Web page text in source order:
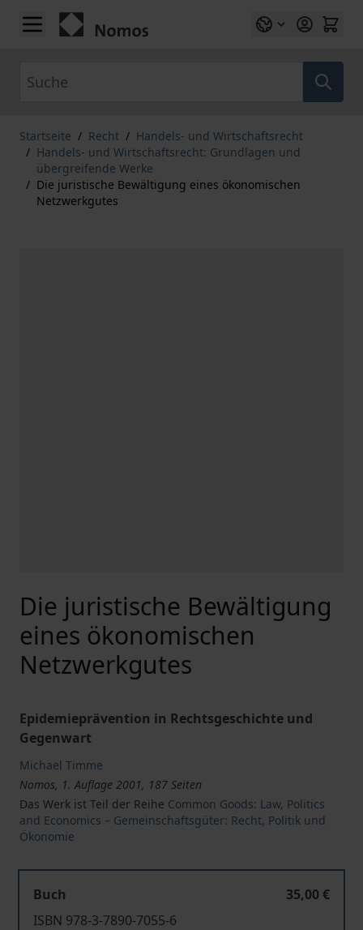
Zum Inhalt springen
Startseite / Recht / Handels- und Wirtschaftsrecht
/ Handels- und Wirtschaftsrecht: Grundlagen und
übergreifende Werke
/ Die juristische Bewältigung eines ökonomischen
Netzwerkgutes
Die juristische Bewältigung
eines ökonomischen
Netzwerkgutes
Epidemieprävention in Rechtsgeschichte und
Gegenwart
Michael Timme
Nomos, 1. Auflage 2001, 187 Seiten
Das Werk ist Teil der Reihe Common Goods: Law, Politics
and Economics – Gemeinschaftsgüter: Recht, Politik und
Ökonomie
Buch
35,00 €
ISBN 978-3-7890-7055-6